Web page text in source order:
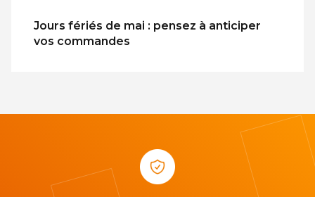
Jours fériés de mai : pensez à anticiper
vos commandes